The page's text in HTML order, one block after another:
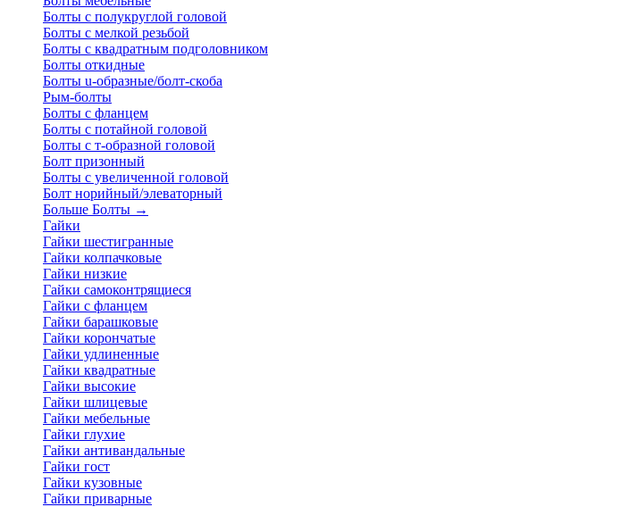
Болты с полукруглой головой
Болты с мелкой резьбой
Болты с квадратным подголовником
Болты откидные
Болты u-образные/болт-скоба
Рым-болты
Болты с фланцем
Болты с потайной головой
Болты с т-образной головой
Болт призонный
Болты с увеличенной головой
Болт норийный/элеваторный
Больше Болты →
Гайки
Гайки шестигранные
Гайки колпачковые
Гайки низкие
Гайки самоконтрящиеся
Гайки с фланцем
Гайки барашковые
Гайки корончатые
Гайки удлиненные
Гайки квадратные
Гайки высокие
Гайки шлицевые
Гайки мебельные
Гайки глухие
Гайки антивандальные
Гайки гост
Гайки кузовные
Гайки приварные